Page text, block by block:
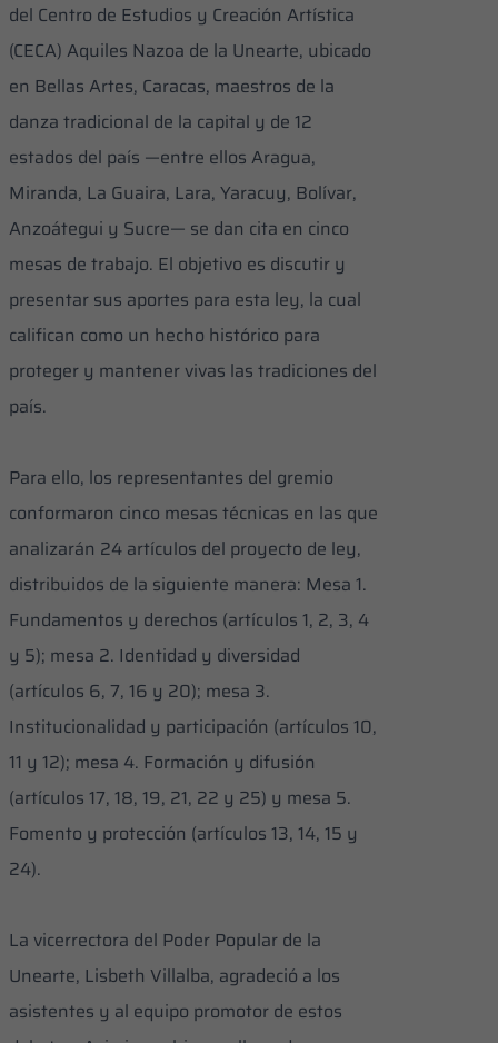
del Centro de Estudios y Creación Artística
(CECA) Aquiles Nazoa de la Unearte, ubicado
en Bellas Artes, Caracas, maestros de la
danza tradicional de la capital y de 12
estados del país —entre ellos Aragua,
Miranda, La Guaira, Lara, Yaracuy, Bolívar,
Anzoátegui y Sucre— se dan cita en cinco
mesas de trabajo. El objetivo es discutir y
presentar sus aportes para esta ley, la cual
califican como un hecho histórico para
proteger y mantener vivas las tradiciones del
país.
Para ello, los representantes del gremio
conformaron cinco mesas técnicas en las que
analizarán 24 artículos del proyecto de ley,
distribuidos de la siguiente manera: Mesa 1.
Fundamentos y derechos (artículos 1, 2, 3, 4
y 5); mesa 2. Identidad y diversidad
(artículos 6, 7, 16 y 20); mesa 3.
Institucionalidad y participación (artículos 10,
11 y 12); mesa 4. Formación y difusión
(artículos 17, 18, 19, 21, 22 y 25) y mesa 5.
Fomento y protección (artículos 13, 14, 15 y
24).
La vicerrectora del Poder Popular de la
Unearte, Lisbeth Villalba, agradeció a los
asistentes y al equipo promotor de estos